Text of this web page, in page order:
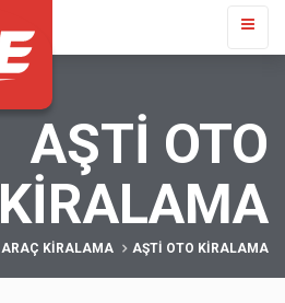
AŞTİ OTO
KIRALAMA
ARAÇ KIRALAMA AŞTİ OTO KIRALAMA